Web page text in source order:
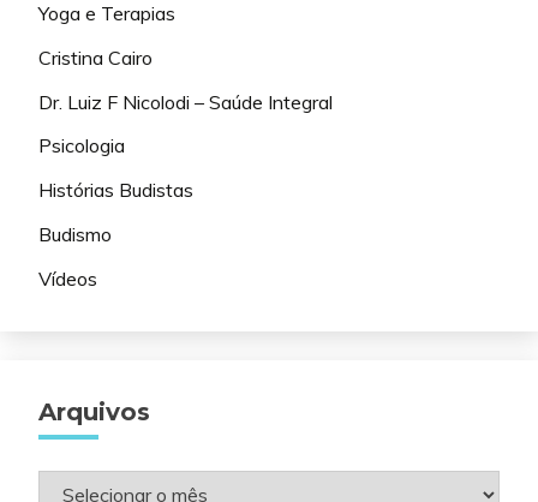
Yoga e Terapias
Cristina Cairo
Dr. Luiz F Nicolodi – Saúde Integral
Psicologia
Histórias Budistas
Budismo
Vídeos
Arquivos
Arquivos